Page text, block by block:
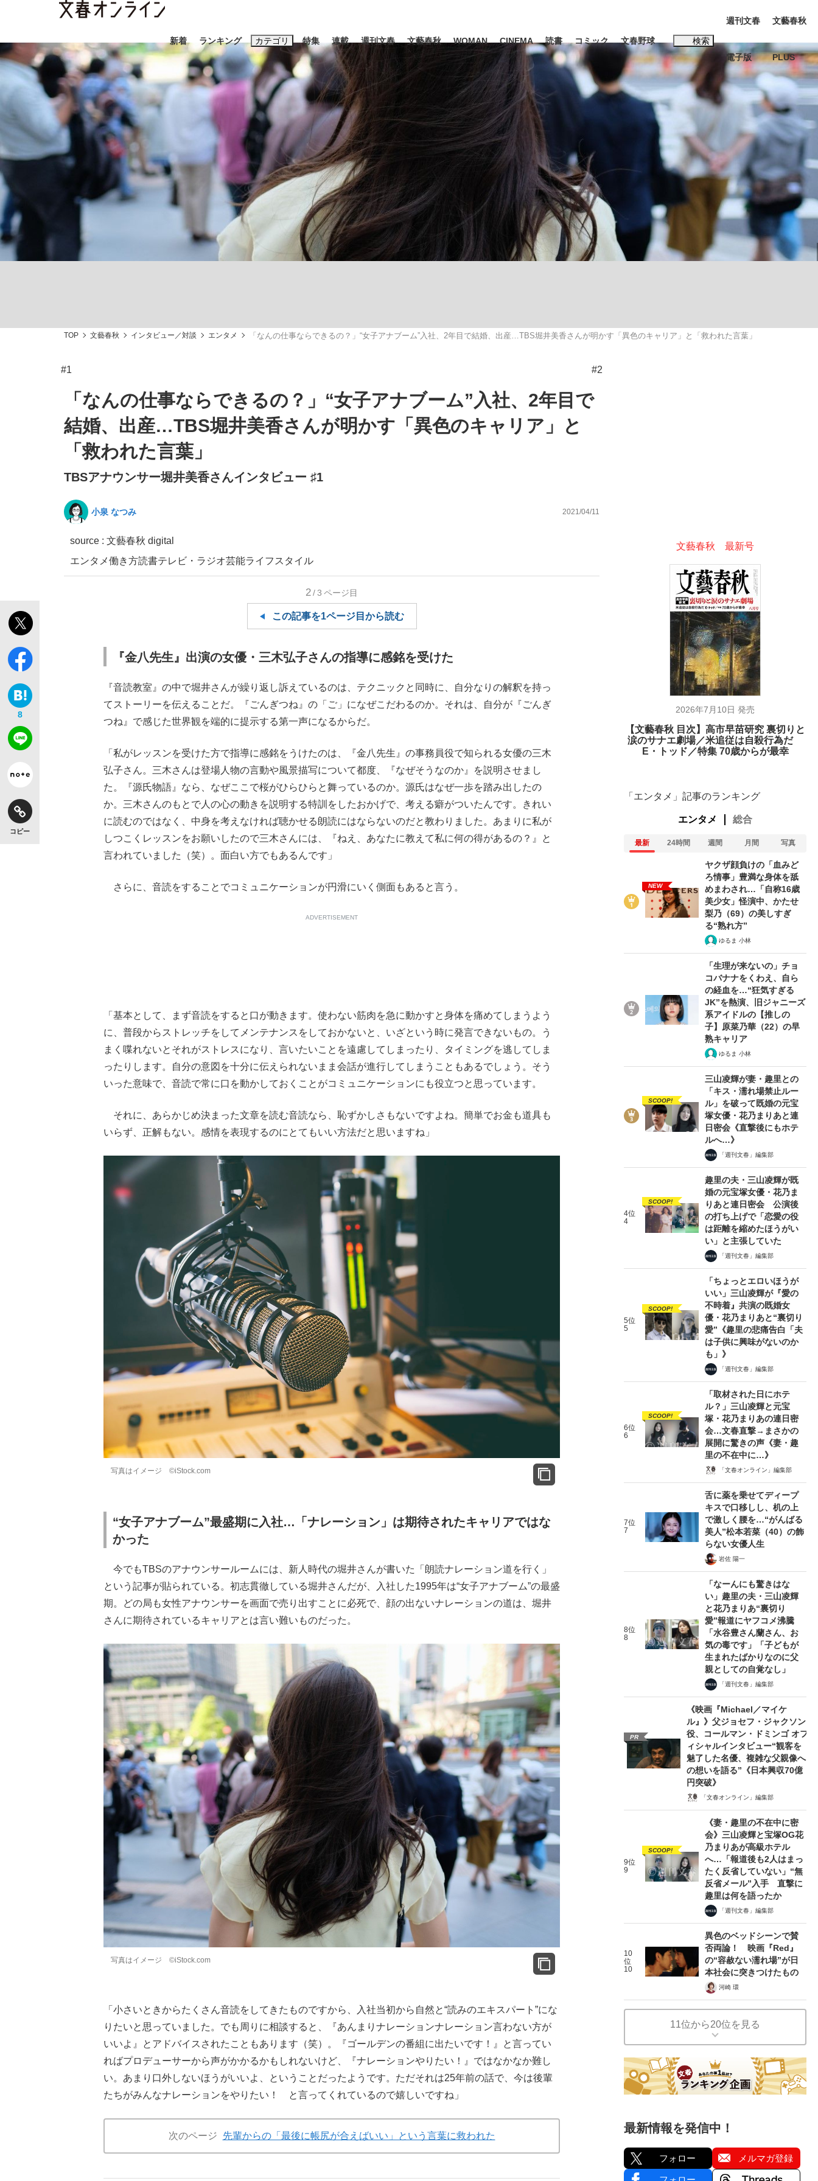
新着 ランキング カテゴリ
スクープ ニュース エンタメ ライフ ビジネス インタビュー 読書
「90%は失敗する。でも…」本田圭佑が初めて明かした日本代表監督に... 「最悪の空気のまま解散」WBC日本代表“敗戦”の真実 選手が明かす...
特集
観る将棋、読む将棋
the Style
連載 週刊文春 文藝春秋 WOMAN CINEMA 読書 コミック 文春野球 検索
キーワード入力
おすすめのキーワードタグ一覧
#藤田晋 #三山凌輝 #高市早苗 #後藤真希 #城彰二 #内田有紀
#玉木雄一郎
#亀和田武
週刊文春
電子版
文藝春秋
PLUS
TOP 文藝春秋 インタビュー／対談 エンタメ 「なんの仕事ならできるの？」“女子アナブーム”入社、2年目で結婚、出産…TBS堀井美香さんが明かす「異色のキャリア」と「救われた言葉」
#1 #2
「なんの仕事ならできるの？」“女子アナブーム”入社、2年目で
結婚、出産…TBS堀井美香さんが明かす「異色のキャリア」と
「救われた言葉」
TBSアナウンサー堀井美香さんインタビュー ♯1
小泉 なつみ 2021/04/11
source : 文藝春秋 digital
エンタメ働き方読書テレビ・ラジオ芸能ライフスタイル
8
コピー
2/3 ページ目
この記事を1ページ目から読む
『金八先生』出演の女優・三木弘子さんの指導に感銘を受けた
『音読教室』の中で堀井さんが繰り返し訴えているのは、テクニックと同時に、自分なりの解釈を持っ
てストーリーを伝えることだ。『ごんぎつね』の「ご」になぜこだわるのか。それは、自分が『ごんぎ
つね』で感じた世界観を端的に提示する第一声になるからだ。
「私がレッスンを受けた方で指導に感銘をうけたのは、『金八先生』の事務員役で知られる女優の三木
弘子さん。三木さんは登場人物の言動や風景描写について都度、『なぜそうなのか』を説明させまし
た。『源氏物語』なら、なぜここで桜がひらひらと舞っているのか。源氏はなぜ一歩を踏み出したの
か。三木さんのもとで人の心の動きを説明する特訓をしたおかげで、考える癖がついたんです。きれい
に読むのではなく、中身を考えなければ聴かせる朗読にはならないのだと教わりました。あまりに私が
しつこくレッスンをお願いしたので三木さんには、『ねえ、あなたに教えて私に何の得があるの？』と
言われていました（笑）。面白い方でもあるんです」
さらに、音読をすることでコミュニケーションが円滑にいく側面もあると言う。
ADVERTISEMENT
「基本として、まず音読をすると口が動きます。使わない筋肉を急に動かすと身体を痛めてしまうよう
に、普段からストレッチをしてメンテナンスをしておかないと、いざという時に発言できないもの。う
まく喋れないとそれがストレスになり、言いたいことを遠慮してしまったり、タイミングを逃してしま
ったりします。自分の意図を十分に伝えられないまま会話が進行してしまうこともあるでしょう。そう
いった意味で、音読で常に口を動かしておくことがコミュニケーションにも役立つと思っています。
それに、あらかじめ決まった文章を読む音読なら、恥ずかしさもないですよね。簡単でお金も道具も
いらず、正解もない。感情を表現するのにとてもいい方法だと思いますね」
写真はイメージ ©iStock.com
“女子アナブーム”最盛期に入社…「ナレーション」は期待されたキャリアではな
かった
今でもTBSのアナウンサールームには、新人時代の堀井さんが書いた「朗読ナレーション道を行く」
という記事が貼られている。初志貫徹している堀井さんだが、入社した1995年は“女子アナブーム”の最盛
期。どの局も女性アナウンサーを画面で売り出すことに必死で、顔の出ないナレーションの道は、堀井
さんに期待されているキャリアとは言い難いものだった。
写真はイメージ ©iStock.com
「小さいときからたくさん音読をしてきたものですから、入社当初から自然と“読みのエキスパート”にな
りたいと思っていました。でも周りに相談すると、『あんまりナレーションナレーション言わない方が
いいよ』とアドバイスされたこともあります（笑）。『ゴールデンの番組に出たいです！』と言ってい
ればプロデューサーから声がかかるかもしれないけど、『ナレーションやりたい！』ではなかなか難し
い。あまり口外しないほうがいいよ、ということだったようです。ただそれは25年前の話で、今は後輩
たちがみんなナレーションをやりたい！ と言ってくれているので嬉しいですね」
次のページ 先輩からの「最後に帳尻が合えばいい」という言葉に救われた
文藝春秋 最新号
2026年7月10日 発売
【文藝春秋 目次】高市早苗研究 裏切りと
涙のサナエ劇場／米追従は自殺行為だ
E・トッド／特集 70歳からが最幸
「エンタメ」記事のランキング
エンタメ 総合
最新 24時間 週間 月間 写真
NEW
ヤクザ顔負けの「血みど
ろ情事」豊満な身体を舐
めまわされ…「自称16歳
美少女」怪演中、かたせ
梨乃（69）の美しすぎ
る“熟れ方”
ゆるま 小林
「生理が来ないの」チョ
コバナナをくわえ、自ら
の経血を…“狂気すぎる
JK”を熱演、旧ジャニーズ
系アイドルの【推しの
子】原菜乃華（22）の早
熟キャリア
ゆるま 小林
SCOOP!
三山凌輝が妻・趣里との
「キス・濡れ場禁止ルー
ル」を破って既婚の元宝
塚女優・花乃まりあと連
日密会《直撃後にもホテ
ルへ…》
「週刊文春」編集部
4位
4
SCOOP!
趣里の夫・三山凌輝が既
婚の元宝塚女優・花乃ま
りあと連日密会 公演後
の打ち上げで「恋愛の役
は距離を縮めたほうがい
い」と主張していた
「週刊文春」編集部
5位
5
SCOOP!
「ちょっとエロいほうが
いい」三山凌輝が『愛の
不時着』共演の既婚女
優・花乃まりあと“裏切り
愛”《趣里の悲痛告白「夫
は子供に興味がないのか
も」》
「週刊文春」編集部
6位
6
SCOOP!
「取材された日にホテ
ル？」三山凌輝と元宝
塚・花乃まりあの連日密
会…文春直撃→まさかの
展開に驚きの声《妻・趣
里の不在中に…》
「文春オンライン」編集部
7位
7
舌に薬を乗せてディープ
キスで口移しし、机の上
で激しく腰を…“がんばる
美人”松本若菜（40）の飾
らない女優人生
岩佐 陽一
8位
8
「なーんにも驚きはな
い」趣里の夫・三山凌輝
と花乃まりあ“裏切り
愛”報道にヤフコメ沸騰
「水谷豊さん蘭さん、お
気の毒です」「子どもが
生まれたばかりなのに父
親としての自覚なし」
「週刊文春」編集部
PR
《映画『Michael／マイケ
ル』》父ジョセフ・ジャクソン
役、コールマン・ドミンゴ オフ
ィシャルインタビュー“観客を
魅了した名優、複雑な父親像へ
の想いを語る”《日本興収70億
円突破》
「文春オンライン」編集部
9位
9
SCOOP!
《妻・趣里の不在中に密
会》三山凌輝と宝塚OG花
乃まりあが高級ホテル
へ…「報道後も2人はまっ
たく反省していない」“無
反省メール”入手 直撃に
趣里は何を語ったか
「週刊文春」編集部
10
位
10
異色のベッドシーンで賛
否両論！ 映画『Red』
の“容赦ない濡れ場”が日
本社会に突きつけたもの
河崎 環
11位から20位を見る
最新情報を発信中！
フォロー メルマガ登録